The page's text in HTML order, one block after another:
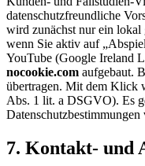
datenschutzfreundliche
wird zunächst nur ein lokal
wenn Sie aktiv auf
YouTube (Google Ireland
nocookie.com aufgebaut.
übertragen. Mit dem Klick
Abs. 1 lit. a DSGVO). Es
7. Kontakt- und